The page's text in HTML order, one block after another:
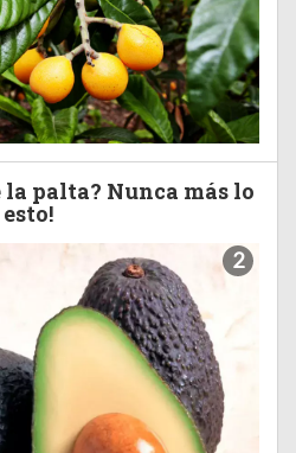
la palta? Nunca más lo
2